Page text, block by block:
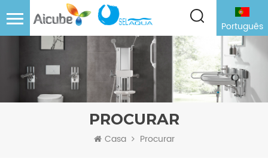
Português
PROCURAR
Casa Procurar